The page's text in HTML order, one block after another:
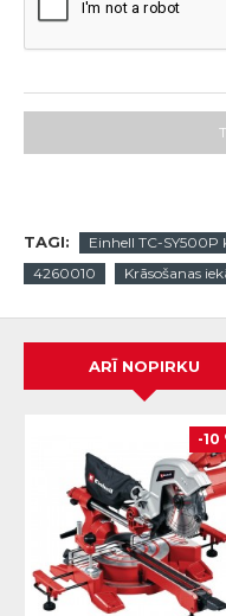
TAGI:
Einhell TC-SY500P
4260010
Krāsošanas
ARĪ NOPIRKU
-10